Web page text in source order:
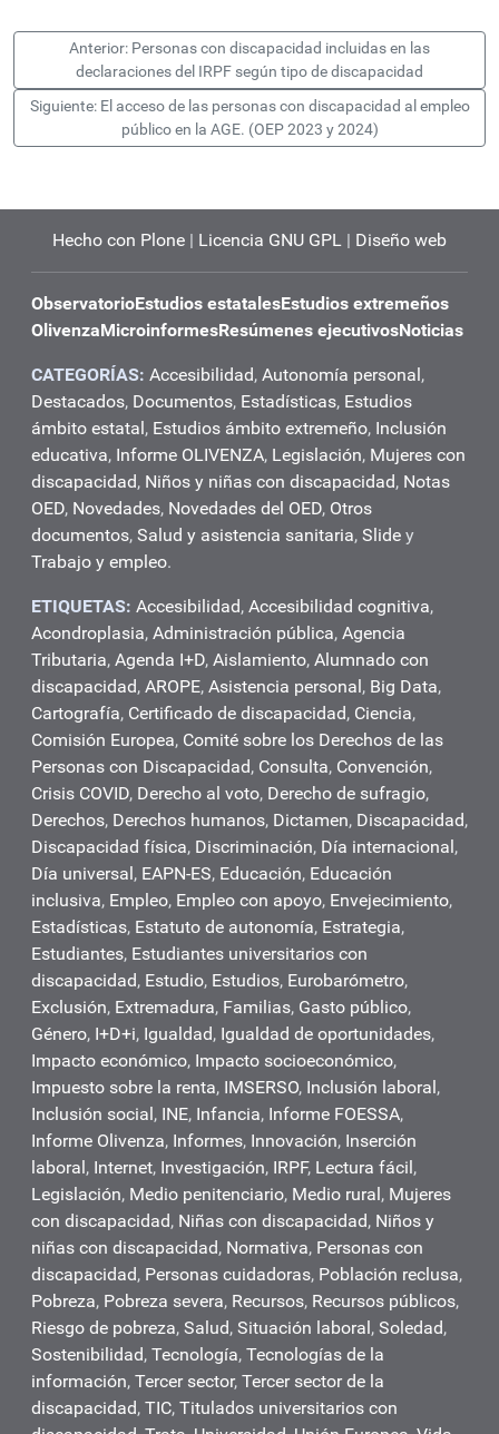
Anterior: Personas con discapacidad incluidas en las
declaraciones del IRPF según tipo de discapacidad
Siguiente: El acceso de las personas con discapacidad al empleo
público en la AGE. (OEP 2023 y 2024)
Hecho con Plone | Licencia GNU GPL | Diseño web
ObservatorioEstudios estatalesEstudios extremeños
OlivenzaMicroinformesResúmenes ejecutivosNoticias
CATEGORÍAS: Accesibilidad, Autonomía personal ,
Destacados, Documentos, Estadísticas, Estudios
ámbito estatal , Estudios ámbito extremeño, Inclusión
educativa, Informe OLIVENZA, Legislación, Mujeres con
discapacidad, Niños y niñas con discapacidad, Notas
OED, Novedades, Novedades del OED, Otros
documentos, Salud y asistencia sanitaria, Slide y
Trabajo y empleo.
ETIQUETAS: Accesibilidad, Accesibilidad cognitiva,
Acondroplasia, Administración pública, Agencia
Tributaria, Agenda I+D, Aislamiento, Alumnado con
discapacidad, AROPE, Asistencia personal , Big Data,
Cartografía, Certificado de discapacidad, Ciencia,
Comisión Europea, Comité sobre los Derechos de las
Personas con Discapacidad, Consulta, Convención,
Crisis COVID, Derecho al voto, Derecho de sufragio,
Derechos, Derechos humanos, Dictamen, Discapacidad,
Discapacidad física, Discriminación, Día internacional ,
Día universal , EAPN-ES, Educación, Educación
inclusiva, Empleo, Empleo con apoyo, Envejecimiento,
Estadísticas, Estatuto de autonomía, Estrategia,
Estudiantes, Estudiantes universitarios con
discapacidad, Estudio, Estudios, Eurobarómetro,
Exclusión, Extremadura, Familias, Gasto público,
Género, I+D+i, Igualdad, Igualdad de oportunidades,
Impacto económico, Impacto socioeconómico,
Impuesto sobre la renta, IMSERSO, Inclusión laboral ,
Inclusión social , INE, Infancia, Informe FOESSA,
Informe Olivenza, Informes, Innovación, Inserción
laboral , Internet, Investigación, IRPF, Lectura fácil ,
Legislación, Medio penitenciario, Medio rural , Mujeres
con discapacidad, Niñas con discapacidad, Niños y
niñas con discapacidad, Normativa, Personas con
discapacidad, Personas cuidadoras, Población reclusa,
Pobreza, Pobreza severa, Recursos, Recursos públicos,
Riesgo de pobreza, Salud, Situación laboral , Soledad,
Sostenibilidad, Tecnología, Tecnologías de la
información, Tercer sector, Tercer sector de la
discapacidad, TIC, Titulados universitarios con